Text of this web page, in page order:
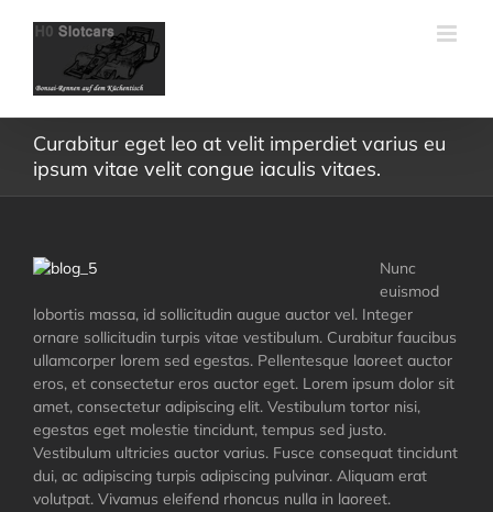
Curabitur eget leo at velit imperdiet varius eu
ipsum vitae velit congue iaculis vitaes.
Nunc
euismod
lobortis massa, id sollicitudin augue auctor vel. Integer
ornare sollicitudin turpis vitae vestibulum. Curabitur faucibus
ullamcorper lorem sed egestas. Pellentesque laoreet auctor
eros, et consectetur eros auctor eget. Lorem ipsum dolor sit
amet, consectetur adipiscing elit. Vestibulum tortor nisi,
egestas eget molestie tincidunt, tempus sed justo.
Vestibulum ultricies auctor varius. Fusce consequat tincidunt
dui, ac adipiscing turpis adipiscing pulvinar. Aliquam erat
volutpat. Vivamus eleifend rhoncus nulla in laoreet.